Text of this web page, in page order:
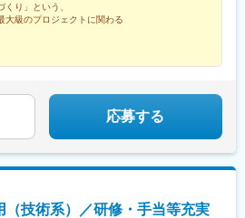
定します ※支給要件を満たした場合は、次
されます。└地域手当、本府省業務調整手
当、扶養手当、超過勤務手当 など※俸給月
現在の「一般職の職員の給与に関する法
くり」という、
大級のプロジェクトに関わる
応募する
（技術系）／研修・手当等充実